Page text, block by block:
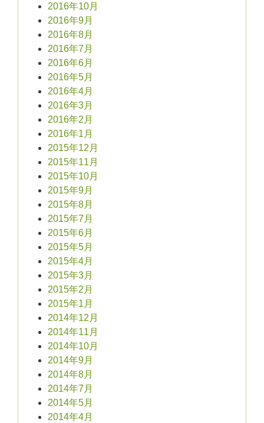
2016年10月
2016年9月
2016年8月
2016年7月
2016年6月
2016年5月
2016年4月
2016年3月
2016年2月
2016年1月
2015年12月
2015年11月
2015年10月
2015年9月
2015年8月
2015年7月
2015年6月
2015年5月
2015年4月
2015年3月
2015年2月
2015年1月
2014年12月
2014年11月
2014年10月
2014年9月
2014年8月
2014年7月
2014年5月
2014年4月